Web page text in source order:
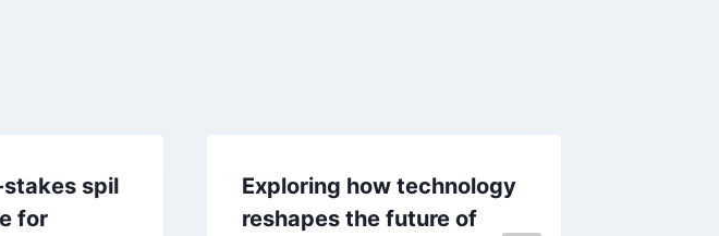
spil
for
Exploring how technology
reshapes the future of